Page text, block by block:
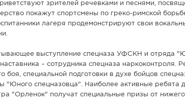
зрителей речевками и песнями,
покажут спортсмены по греко-римской
лагеря продемонстрируют свои
выступление спецназа УФСКН и отряда
– сотрудника спецназа наркоконтроля.
специальной подготовки в духе бойцов
"Юного спецназовца". Наиболее активные ребята
"Орленок" получат специальные призы от